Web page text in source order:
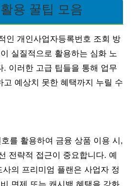
용 꿀팁 모음
인 개인사업자등록번호 조회 방
실질적으로 활용하는 심화 노
. 이러한 고급 팁들을 통해 업무
고 예상치 못한 혜택까지 누릴 수
를 활용하여 금융 상품 이용 시,
전략적 접근이 중요합니다. 예
의 프리미엄 플랜은 사업자 정